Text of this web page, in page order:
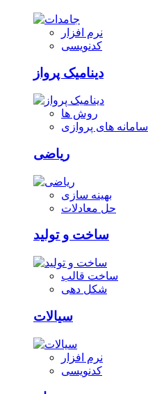
نرم افزار
کدنویسی
دینامیک پرواز
روش ها
سامانه های پروازی
ریاضی
بهینه سازی
حل معادلات
ساخت و تولید
ساخت قالب
شکل دهی
سیالات
نرم افزار
کدنویسی